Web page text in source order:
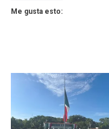
Me gusta esto: